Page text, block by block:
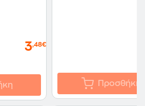
3,48€
Προσθήκη